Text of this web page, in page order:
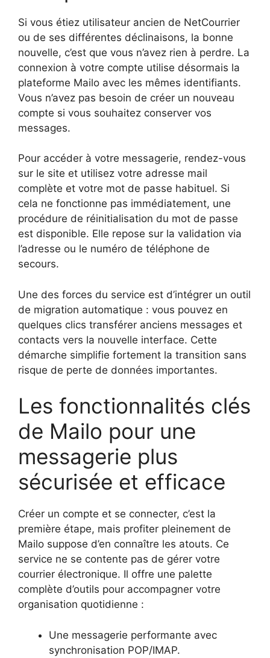
Si vous étiez utilisateur ancien de NetCourrier
ou de ses différentes déclinaisons, la bonne
nouvelle, c’est que vous n’avez rien à perdre. La
connexion à votre compte utilise désormais la
plateforme Mailo avec les mêmes identifiants.
Vous n’avez pas besoin de créer un nouveau
compte si vous souhaitez conserver vos
messages.
Pour accéder à votre messagerie, rendez-vous
sur le site et utilisez votre adresse mail
complète et votre mot de passe habituel. Si
cela ne fonctionne pas immédiatement, une
procédure de réinitialisation du mot de passe
est disponible. Elle repose sur la validation via
l’adresse ou le numéro de téléphone de
secours.
Une des forces du service est d’intégrer un outil
de migration automatique : vous pouvez en
quelques clics transférer anciens messages et
contacts vers la nouvelle interface. Cette
démarche simplifie fortement la transition sans
risque de perte de données importantes.
Les fonctionnalités clés
de Mailo pour une
messagerie plus
sécurisée et efficace
Créer un compte et se connecter, c’est la
première étape, mais profiter pleinement de
Mailo suppose d’en connaître les atouts. Ce
service ne se contente pas de gérer votre
courrier électronique. Il offre une palette
complète d’outils pour accompagner votre
organisation quotidienne :
Une messagerie performante avec
synchronisation POP/IMAP.